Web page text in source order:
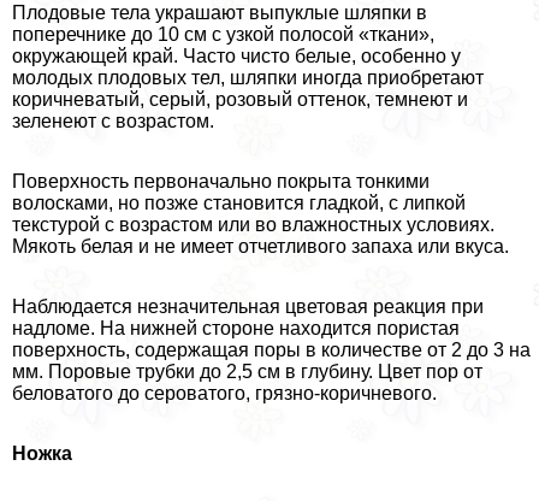
Плодовые тела украшают выпуклые шляпки в
поперечнике до 10 см с узкой полосой «ткани»,
окружающей край. Часто чисто белые, особенно у
молодых плодовых тел, шляпки иногда приобретают
коричневатый, серый, розовый оттенок, темнеют и
зеленеют с возрастом.
Поверхность первоначально покрыта тонкими
волосками, но позже становится гладкой, с липкой
текстурой с возрастом или во влажностных условиях.
Мякоть белая и не имеет отчетливого запаха или вкуса.
Наблюдается незначительная цветовая реакция при
надломе. На нижней стороне находится пористая
поверхность, содержащая поры в количестве от 2 до 3 на
мм. Поровые трубки до 2,5 см в глубину. Цвет пор от
беловатого до сероватого, грязно-коричневого.
Ножка